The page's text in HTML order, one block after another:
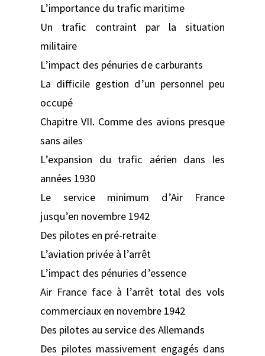
L’importance du trafic maritime
Un trafic contraint par la situation
militaire
L’impact des pénuries de carburants
La difficile gestion d’un personnel peu
occupé
Chapitre VII. Comme des avions presque
sans ailes
L’expansion du trafic aérien dans les
années 1930
Le service minimum d’Air France
jusqu’en novembre 1942
Des pilotes en pré-retraite
L’aviation privée à l’arrêt
L’impact des pénuries d’essence
Air France face à l’arrêt total des vols
commerciaux en novembre 1942
Des pilotes au service des Allemands
Des pilotes massivement engagés dans